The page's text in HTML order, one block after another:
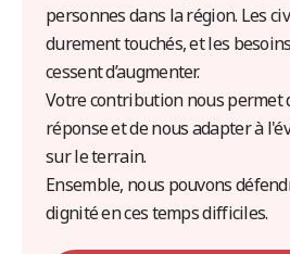
personnes dans la région. Les
durement touchés, et les
cessent d’augmenter.
Votre contribution nous permet
réponse et de nous adapter à
sur le terrain.
Ensemble, nous pouvons
dignité en ces temps difficiles.